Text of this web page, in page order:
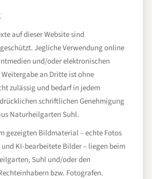
auf dieser Website sind
Jegliche Verwendung online
und/oder elektronischen
an Dritte ist ohne
zulässig und bedarf in jedem
schriftlichen Genehmigung
Naturheilgarten Suhl.
gezeigten Bildmaterial – echte Fotos
KI-bearbeitete Bilder – liegen beim
Suhl und/oder den
bzw. Fotografen.